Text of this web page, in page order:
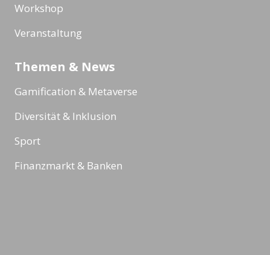
Workshop
Veranstaltung
Themen & News
Gamification & Metaverse
Diversität & Inklusion
Sport
Finanzmarkt & Banken